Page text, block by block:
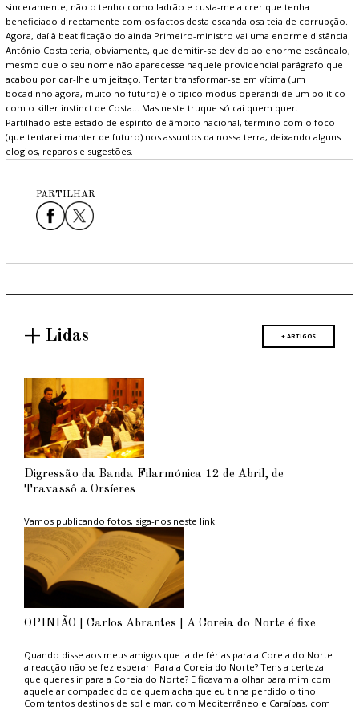
sinceramente, não o tenho como ladrão e custa-me a crer que tenha
beneficiado directamente com os factos desta escandalosa teia de corrupção.
Agora, daí à beatificação do ainda Primeiro-ministro vai uma enorme distância.
António Costa teria, obviamente, que demitir-se devido ao enorme escândalo,
mesmo que o seu nome não aparecesse naquele providencial parágrafo que
acabou por dar-lhe um jeitaço. Tentar transformar-se em vítima (um
bocadinho agora, muito no futuro) é o típico modus-operandi de um político
com o killer instinct de Costa… Mas neste truque só cai quem quer.
Partilhado este estado de espírito de âmbito nacional, termino com o foco
(que tentarei manter de futuro) nos assuntos da nossa terra, deixando alguns
elogios, reparos e sugestões.
PARTILHAR
+ Lidas + ARTIGOS
Digressão da Banda Filarmónica 12 de Abril, de
Travassô a Orsíeres
Vamos publicando fotos, siga-nos neste link
OPINIÃO | Carlos Abrantes | A Coreia do Norte é fixe
Quando disse aos meus amigos que ia de férias para a Coreia do Norte
a reacção não se fez esperar. Para a Coreia do Norte? Tens a certeza
que queres ir para a Coreia do Norte? E ficavam a olhar para mim com
aquele ar compadecido de quem acha que eu tinha perdido o tino.
Com tantos destinos de sol e mar, com Mediterrâneo e Caraíbas, com